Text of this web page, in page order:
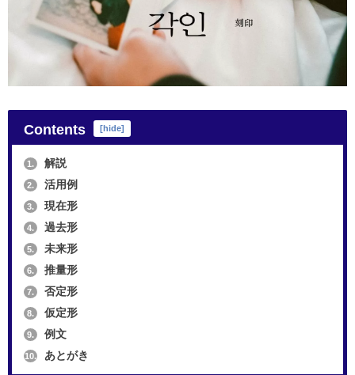
Contents [hide]
1. 解説
2. 活用例
3. 現在形
4. 過去形
5. 未来形
6. 推量形
7. 否定形
8. 仮定形
9. 例文
10. あとがき